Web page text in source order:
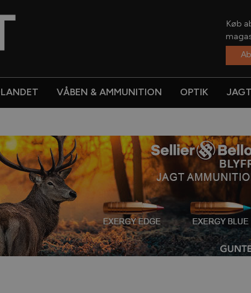
Køb
VÅBEN & AMMUNITION OPTIK